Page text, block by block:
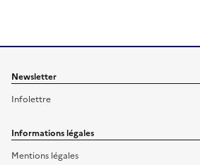
Newsletter
Infolettre
Informations légales
Mentions légales